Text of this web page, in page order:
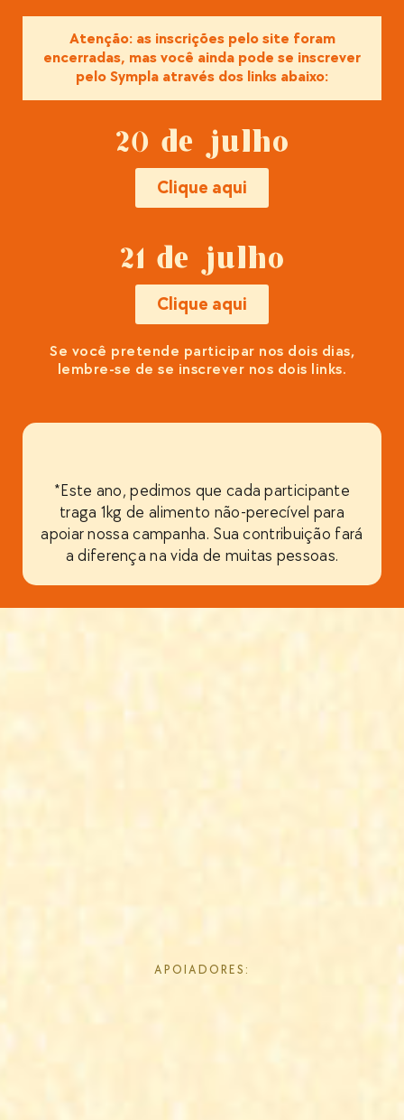
Atenção: as inscrições pelo site foram
encerradas, mas você ainda pode se inscrever
pelo Sympla através dos links abaixo:
20 de julho
Clique aqui
21 de julho
Clique aqui
Se você pretende participar nos dois dias,
lembre-se de se inscrever nos dois links.
*Este ano, pedimos que cada participante
traga 1kg de alimento não-perecível para
apoiar nossa campanha. Sua contribuição fará
a diferença na vida de muitas pessoas.
APOIADORES: